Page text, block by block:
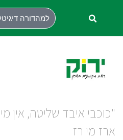
למהדורה
"כוכבי איבד שליטה,
ארז מי רז